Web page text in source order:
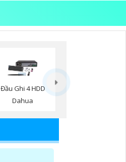
Đầu Ghi 4 HDD
Dahua